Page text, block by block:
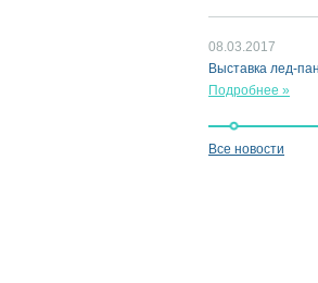
08.03.2017
Выставка лед-
Подробнее »
Все новости